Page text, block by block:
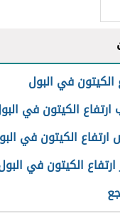
الكيتون في البول
ارتفاع الكيتون في
ارتفاع الكيتون في
ارتفاع الكيتون في